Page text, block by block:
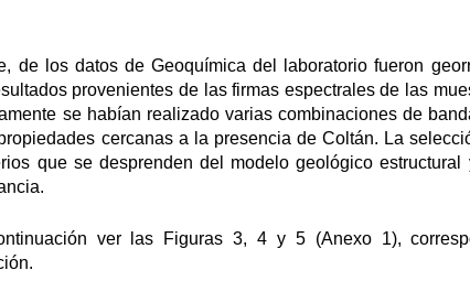
de los datos de Geoquímica del laboratorio fueron
provenientes de las firmas espectrales de las
se habían realizado varias combinaciones de
cercanas a la presencia de Coltán. La
que se desprenden del modelo geológico estructural
ver las Figuras 3, 4 y 5 (Anexo 1),